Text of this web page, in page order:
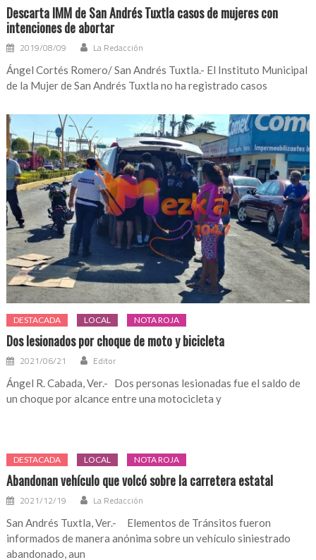
en
oficinas
del
Ayuntamiento
de
Santiago
Descarta IMM de San Andrés Tuxtla casos de mujeres con
intenciones de abortar
2019/08/09 La Redacción
Ángel Cortés Romero/ San Andrés Tuxtla.- El Instituto Municipal
de la Mujer de San Andrés Tuxtla no ha registrado casos
DESTACADA LOCAL NOTA ROJA
Dos lesionados por choque de moto y bicicleta
2021/06/21 Editor
Ángel R. Cabada, Ver.- Dos personas lesionadas fue el saldo de
un choque por alcance entre una motocicleta y
DESTACADA LOCAL NOTA ROJA
Abandonan vehículo que volcó sobre la carretera estatal
2021/12/19 La Redacción
San Andrés Tuxtla, Ver.- Elementos de Tránsitos fueron
informados de manera anónima sobre un vehículo siniestrado
abandonado, aun